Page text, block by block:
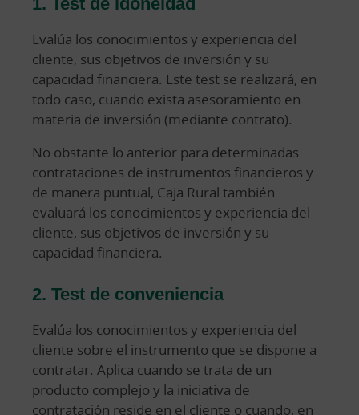
Evalúa los conocimientos y experiencia del
cliente, sus objetivos de inversión y su
capacidad financiera. Este test se realizará, en
todo caso, cuando exista asesoramiento en
materia de inversión (mediante contrato).
No obstante lo anterior para determinadas
contrataciones de instrumentos financieros y
de manera puntual, Caja Rural también
evaluará los conocimientos y experiencia del
cliente, sus objetivos de inversión y su
capacidad financiera.
2. Test de conveniencia
Evalúa los conocimientos y experiencia del
cliente sobre el instrumento que se dispone a
contratar. Aplica cuando se trata de un
producto complejo y la iniciativa de
contratación reside en el cliente o cuando, en